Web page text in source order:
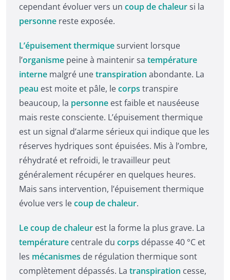
cependant évoluer vers un coup de chaleursi la
personne reste exposée.
L’épuisement thermiquesurvient lorsque
l’organisme peine à maintenir sa température
interne malgré unetranspiration abondante. La
peau est moite et pâle, lecorps transpire
beaucoup, la personne est faible et nauséeuse
mais reste consciente. L’épuisement thermique
est un signal d’alarme sérieux qui indique que les
réserves hydriques sont épuisées. Mis à l’ombre,
réhydraté et refroidi, le travailleur peut
généralement récupérer en quelques heures.
Mais sans intervention, l’épuisement thermique
évolue vers lecoup de chaleur.
Le coup de chaleur est la forme la plus grave. La
température centrale du corps dépasse 40 °C et
les mécanismes de régulation thermique sont
complètement dépassés. La transpiration cesse,